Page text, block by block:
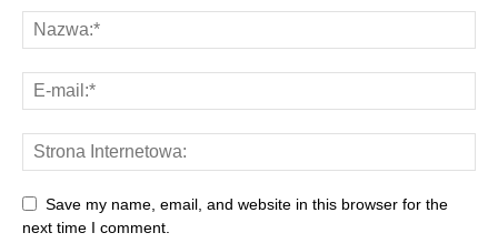
Save my name, email, and website in this browser for the
next time I comment.